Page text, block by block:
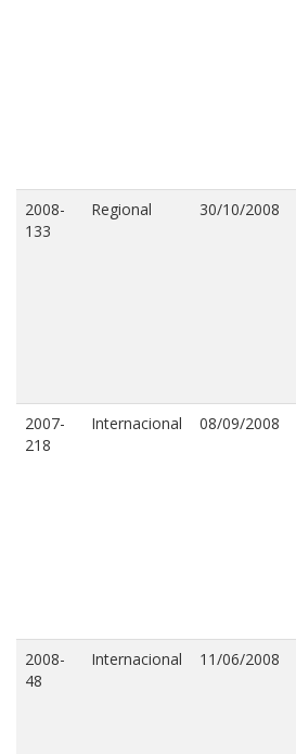
2008-
133
Regional 30/10/2008
2007-
218
Internacional 08/09/2008
2008-
48
Internacional 11/06/2008